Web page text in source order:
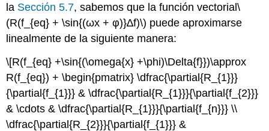
la Sección 5.7, sabemos que la función vectorial\
(R(f_{eq} + \sin{(ωx + φ)}∆f)\) puede aproximarse
linealmente de la siguiente manera:
\[R(f_{eq} +\sin{(\omega{x} +\phi)\Delta{f}})\approx
R(f_{eq}) + \begin{pmatrix} \dfrac{\partial{R_{1}}}
{\partial{f_{1}}} & \dfrac{\partial{R_{1}}}{\partial{f_{2}}}
& \cdots & \dfrac{\partial{R_{1}}}{\partial{f_{n}}} \\
\dfrac{\partial{R_{2}}}{\partial{f_{1}}} &